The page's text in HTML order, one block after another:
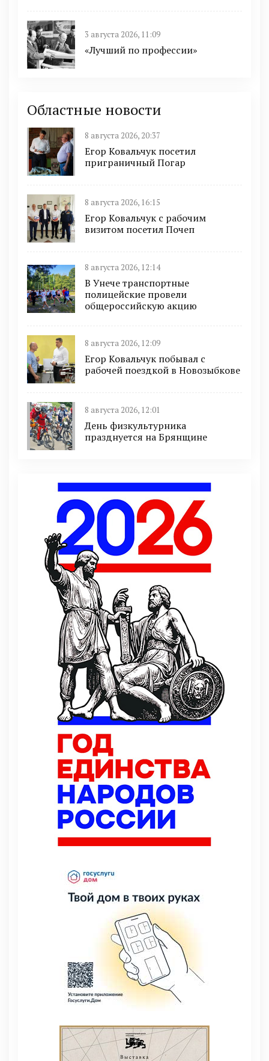
3 августа 2026, 11:09
«Лучший по профессии»
Областные новости
8 августа 2026, 20:37
Егор Ковальчук посетил
приграничный Погар
8 августа 2026, 16:15
Егор Ковальчук с рабочим
визитом посетил Почеп
8 августа 2026, 12:14
В Унече транспортные
полицейские провели
общероссийскую акцию
8 августа 2026, 12:09
Егор Ковальчук побывал с
рабочей поездкой в Новозыбкове
8 августа 2026, 12:01
День физкультурника
празднуется на Брянщине